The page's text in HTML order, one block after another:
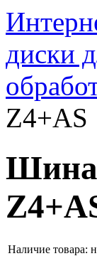
диски
Z4+AS
Шина
Наличие товара: